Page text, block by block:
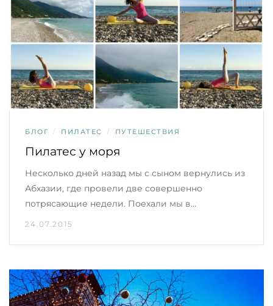
БЛОГ / ПИЛАТЕС / ПУТЕШЕСТВИЯ
Пилатес у моря
Несколько дней назад мы с сыном вернулись из
Абхазии, где провели две совершенно
потрясающие недели. Поехали мы в…
24.07.2015